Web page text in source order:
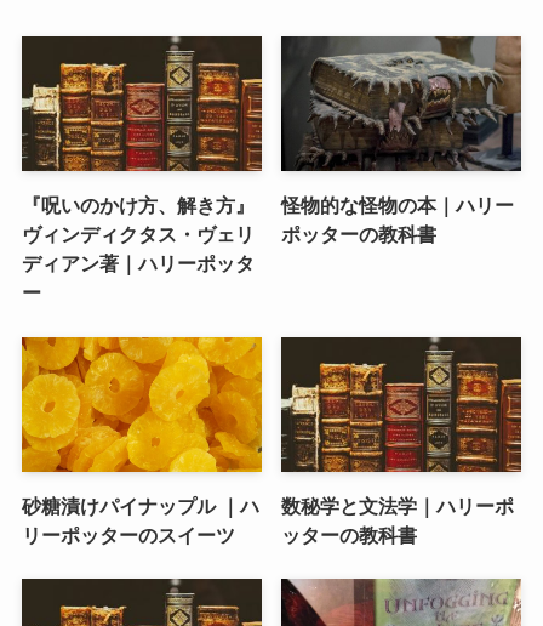
『呪いのかけ方、解き方』
ヴィンディクタス・ヴェリ
ディアン著｜ハリーポッタ
ー
怪物的な怪物の本｜ハリー
ポッターの教科書
砂糖漬けパイナップル ｜ハ
リーポッターのスイーツ
数秘学と文法学｜ハリーポ
ッターの教科書